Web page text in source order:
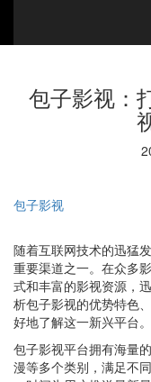
包子影视：
包子影视
随着互联网技术的迅猛
重要渠道之一。在众多
式和丰富的影视资源，
析包子影视的优势特色
好地了解这一新兴平台。
包子影视平台拥有海量
漫等多个类别，满足不